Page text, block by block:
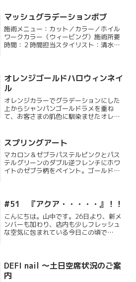
マッシュグラデーションボブ
施術メニュー：カット／カラー／ホイル
ワークカラー（ウィービング）施術所要
時間：２時間担当スタイリスト：清水久
のご来店。全体的なトーン...
オレンジゴールドハロウィンネイ
ル
オレンジカラーでグラデーションにした
上からシャンパンゴールドラメを重ね
て、お客さまの肌色に馴染ませたオレン
ールドをチョイス。where can i buy an
ess...
スプリングアート
マカロン＆ゼブラパステルピンクとパス
テルグリーンのダブル逆フレンチにホワ
イトのゼブラ柄をペイント。ゴールドラ
アニマルネイル。ジェリ...
#51 『アクア・・・・・』！！
こんにちは。山中です。26日より、新メ
ンバーも加わり、店内も少しフレッシュ
な空気に包まれている今日この頃で
クア・ラ・ピュア』教え...
DEFI nail ～土日空席状況のご案
内